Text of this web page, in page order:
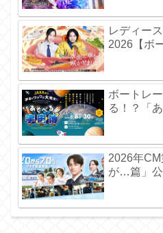
レディー
2026【ボ
ボートレ
る！？「
2026年
が…篇」公